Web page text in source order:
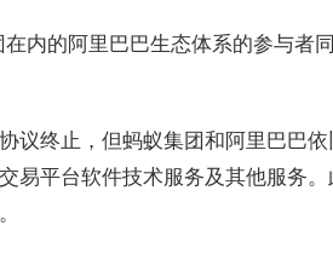
在内的阿里巴巴生态体系的参与者
议终止，但蚂蚁集团和阿里巴巴
易平台软件技术服务及其他服务